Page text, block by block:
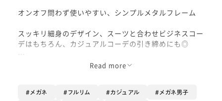
オンオフ問わず使いやすい、シンプルメタルフレーム
スッキリ細身のデザイン、スーツと合わせビジネスコー
デはもちろん、カジュアルコーデの引き締めにも◎
丸みのあるオーバル型なので優しい雰囲気が作れます。
なくなります笑
Read more
メガネ フルリム カジュアル メガネ男子